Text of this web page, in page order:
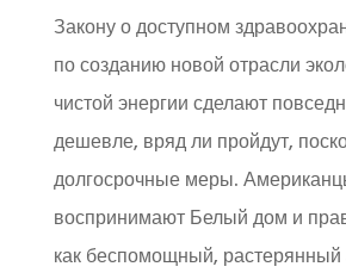
Закону о доступном
по созданию новой отрасли
чистой энергии сделают
дешевле, вряд ли пройдут,
долгосрочные меры.
воспринимают Белый дом и
как беспомощный, растерянный